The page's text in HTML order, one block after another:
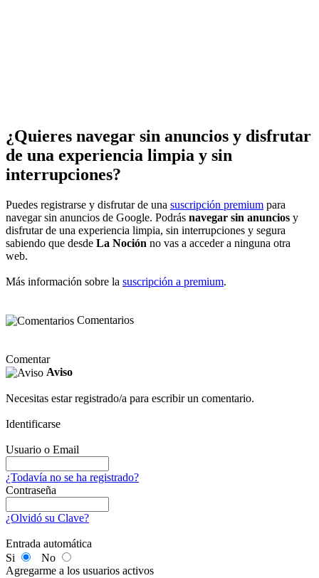
¿Quieres navegar sin anuncios y disfrutar
de una experiencia limpia y sin
interrupciones?
Puedes registrarse y disfrutar de una suscripción premium para
navegar sin anuncios de Google. Podrás navegar sin anuncios y
disfrutar de una experiencia limpia, sin interrupciones y segura
sabiendo que desde La Noción no vas a acceder a ninguna otra
web.
Más información sobre la suscripción a premium.
Comentarios
Comentar
Aviso
Necesitas estar registrado/a para escribir un comentario.
Identificarse
Usuario o Email
¿Todavía no se ha registrado?
Contraseña
¿Olvidó su Clave?
Entrada automática
Si
No
Agregarme a los usuarios activos